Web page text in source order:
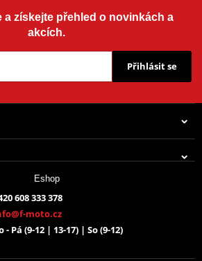
a získejte přehled o novinkách a
akcích.
Přihlásit se
Eshop
608 333 378
moto.cz
- Pá (9-12 | 13-17) | So (9-12)